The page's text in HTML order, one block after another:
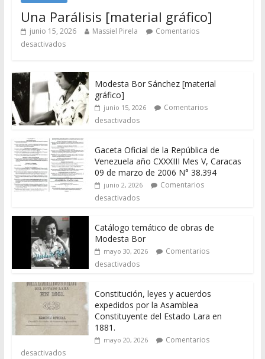
Una Parálisis [material gráfico]
junio 15, 2026 Massiel Pirela
Comentarios
desactivados
Modesta Bor Sánchez [material
gráfico]
junio 15, 2026
Comentarios
desactivados
Gaceta Oficial de la República de
Venezuela año CXXXIII Mes V, Caracas
09 de marzo de 2006 N° 38.394
junio 2, 2026
Comentarios
desactivados
Catálogo temático de obras de
Modesta Bor
mayo 30, 2026
Comentarios
desactivados
Constitución, leyes y acuerdos
expedidos por la Asamblea
Constituyente del Estado Lara en
1881.
mayo 20, 2026
Comentarios
desactivados